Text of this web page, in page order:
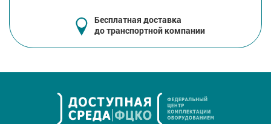
Бесплатная доставка
до транспортной компании